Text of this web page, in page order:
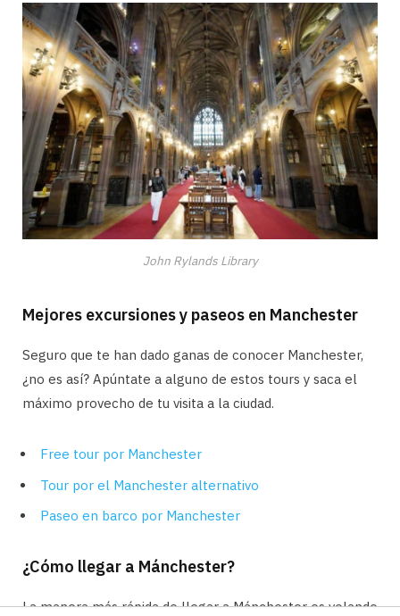
John Rylands Library
Mejores excursiones y paseos en Manchester
Seguro que te han dado ganas de conocer Manchester,
¿no es así? Apúntate a alguno de estos tours y saca el
máximo provecho de tu visita a la ciudad.
Free tour por Manchester
Tour por el Manchester alternativo
Paseo en barco por Manchester
¿Cómo llegar a Mánchester?
La manera más rápida de llegar a Mánchester es volando